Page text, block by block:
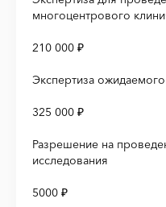
многоцентрового
210 000 ₽
Экспертиза
325 000 ₽
Разрешение на
исследования
5000 ₽